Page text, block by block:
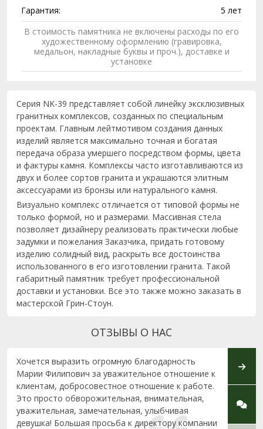
Гарантия:
5 лет
В стоимость памятника не включены расходы по его
художественному оформлению (гравировка,
медальон, накладные буквы и проч.), доставке и
установке
Серия NK-39 представляет собой линейку эксклюзивных
гранитных комплексов, созданных по специальным
проектам. Главным лейтмотивом создания данных
изделий является максимально точная и богатая
передача образа умершего посредством формы, цвета
и фактуры камня. Комплексы часто изготавливаются из
двух и более сортов гранита и украшаются элитным
аксессуарами из бронзы или натурального камня.
Визуально комплекс отличается от типовой формы не
только формой, но и размерами. Массивная стела
позволяет дизайнеру реализовать практически любые
задумки и пожелания Заказчика, придать готовому
изделию солидный вид, раскрыть все достоинства
использованного в его изготовлении гранита. Такой
габаритный памятник требует профессиональной
доставки и установки. Все это также можно заказать в
мастерской Грин-Стоун.
ОТЗЫВЫ О НАС
Хочется выразить огромную благодарность
Марии Филипович за уважительное отношение к
клиентам, добросовестное отношение к работе.
Это просто обворожительная, внимательная,
уважительная, замечательная, улыбчивая
девушка! Большая просьба к директору компании
(г.